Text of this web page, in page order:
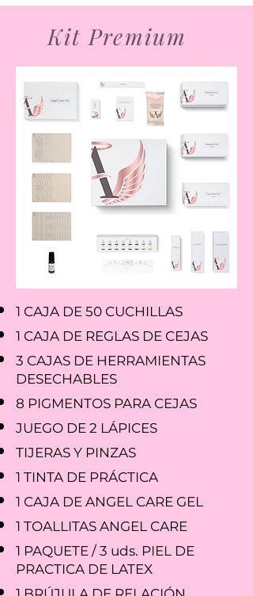
Kit Premium
1 CAJA DE 50 CUCHILLAS
1 CAJA DE REGLAS DE CEJAS
3 CAJAS DE HERRAMIENTAS
DESECHABLES
8 PIGMENTOS PARA CEJAS
JUEGO DE 2 LÁPICES
TIJERAS Y PINZAS
1 TINTA DE PRÁCTICA
1 CAJA DE ANGEL CARE GEL
1 TOALLITAS ANGEL CARE
1 PAQUETE / 3 uds. PIEL DE
PRACTICA DE LATEX